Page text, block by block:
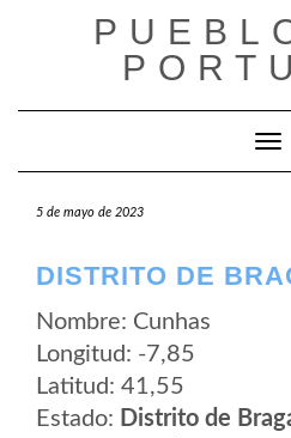
5 de mayo de 2023
DISTRITO DE
Nombre: Cunhas
Longitud: -7,85
Latitud: 41,55
Estado: Distrito de